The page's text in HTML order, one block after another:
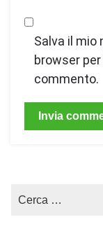
Salva il mio
browser
commento.